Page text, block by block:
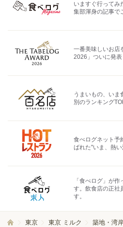
いますぐ行ってみ
集部渾身の記事で
一番美味しいお店
2026」ついに発表
うまいもの、いま
別のランキング
食べログネット予
ばれた"いま、熱
「食べログ」が
す。飲食店の正社
す。
東京 東京 ミルク 築地・湾